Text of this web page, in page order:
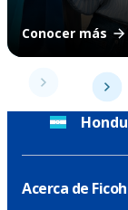
Conocer más
Acerca de